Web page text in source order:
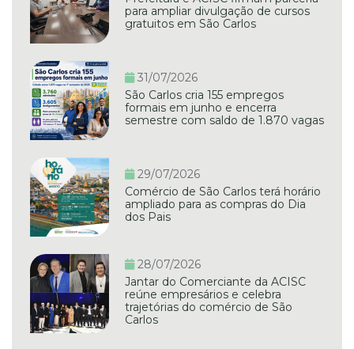
para ampliar divulgação de cursos
gratuitos em São Carlos
31/07/2026
São Carlos cria 155 empregos
formais em junho e encerra
semestre com saldo de 1.870 vagas
29/07/2026
Comércio de São Carlos terá horário
ampliado para as compras do Dia
dos Pais
28/07/2026
Jantar do Comerciante da ACISC
reúne empresários e celebra
trajetórias do comércio de São
Carlos